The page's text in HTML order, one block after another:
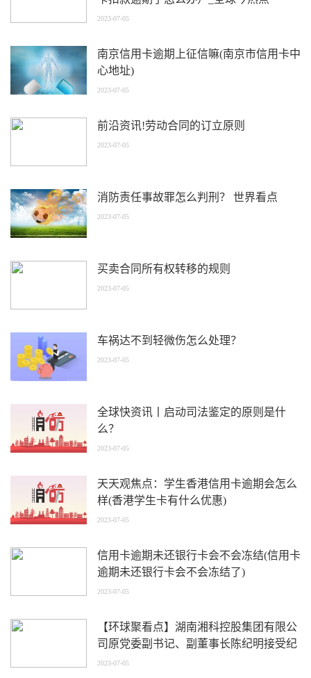
2023-07-05
南京信用卡逾期上征信嘛(南京市信用卡中
心地址)
2023-07-05
前沿资讯!劳动合同的订立原则
2023-07-05
消防责任事故罪怎么判刑？ 世界看点
2023-07-05
买卖合同所有权转移的规则
2023-07-05
车祸达不到轻微伤怎么处理？
2023-07-05
全球快资讯丨启动司法鉴定的原则是什
么？
2023-07-05
天天观焦点：学生香港信用卡逾期会怎么
样(香港学生卡有什么优惠)
2023-07-05
信用卡逾期未还银行卡会不会冻结(信用卡
逾期未还银行卡会不会冻结了)
2023-07-05
【环球聚看点】湖南湘科控股集团有限公
司原党委副书记、副董事长陈纪明接受纪
律审查和监察调查
2023-07-05